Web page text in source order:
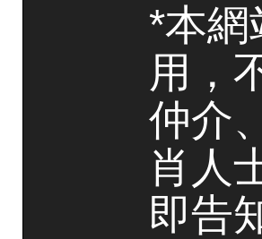
*本網
用，
仲介
肖人
即告